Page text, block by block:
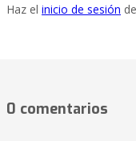
Haz el inicio de sesión
0 comentarios